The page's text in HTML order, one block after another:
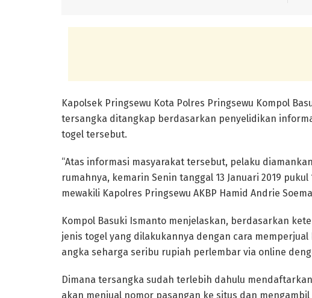
Kapolsek Pringsewu Kota Polres Pringsewu Kompol
tersangka ditangkap berdasarkan penyelidikan
togel tersebut.
“Atas informasi masyarakat tersebut, pelaku
rumahnya, kemarin Senin tanggal 13 Januari 2019
mewakili Kapolres Pringsewu AKBP Hamid Andrie
Kompol Basuki Ismanto menjelaskan, berdasarkan
jenis togel yang dilakukannya dengan cara
angka seharga seribu rupiah perlembar via online
Dimana tersangka sudah terlebih dahulu
akan menjual nomor pasangan ke situs dan